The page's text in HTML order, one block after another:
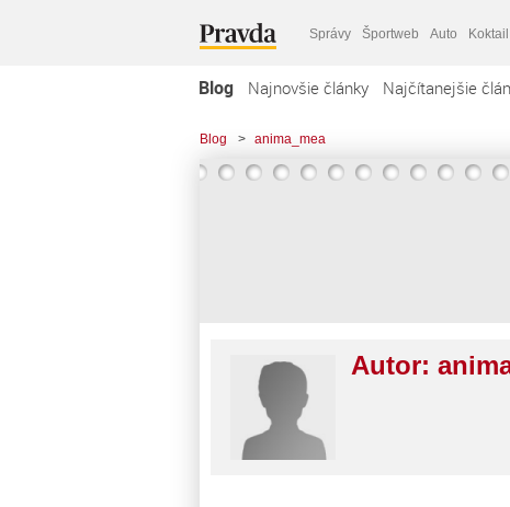
Správy Športweb Auto Koktail
Blog Najnovšie články Najčítanejšie
Blog > anima_mea
Autor: